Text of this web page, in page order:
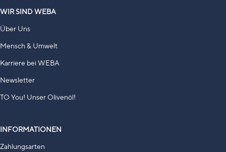
WIR SIND WEBA
Über Uns
Mensch & Umwelt
Karriere bei WEBA
Newsletter
TO You! Unser Olivenöl!
INFORMATIONEN
Zahlungsarten